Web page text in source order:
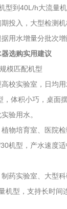
到40L/h大流量机
投入，大型检测
用水增量分批次增
选购实用建议
模匹配机型
实验室，日均用
，体积小巧，桌面
验用水。
培育室、医院检
机型，产水速度
实验室、大型科
机型，支持长时间